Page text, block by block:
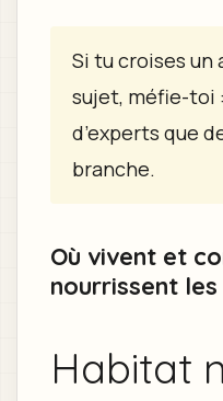
Si tu croises un
sujet, méfie-toi
d’experts que
branche.
Où vivent et
nourrissent
Habitat